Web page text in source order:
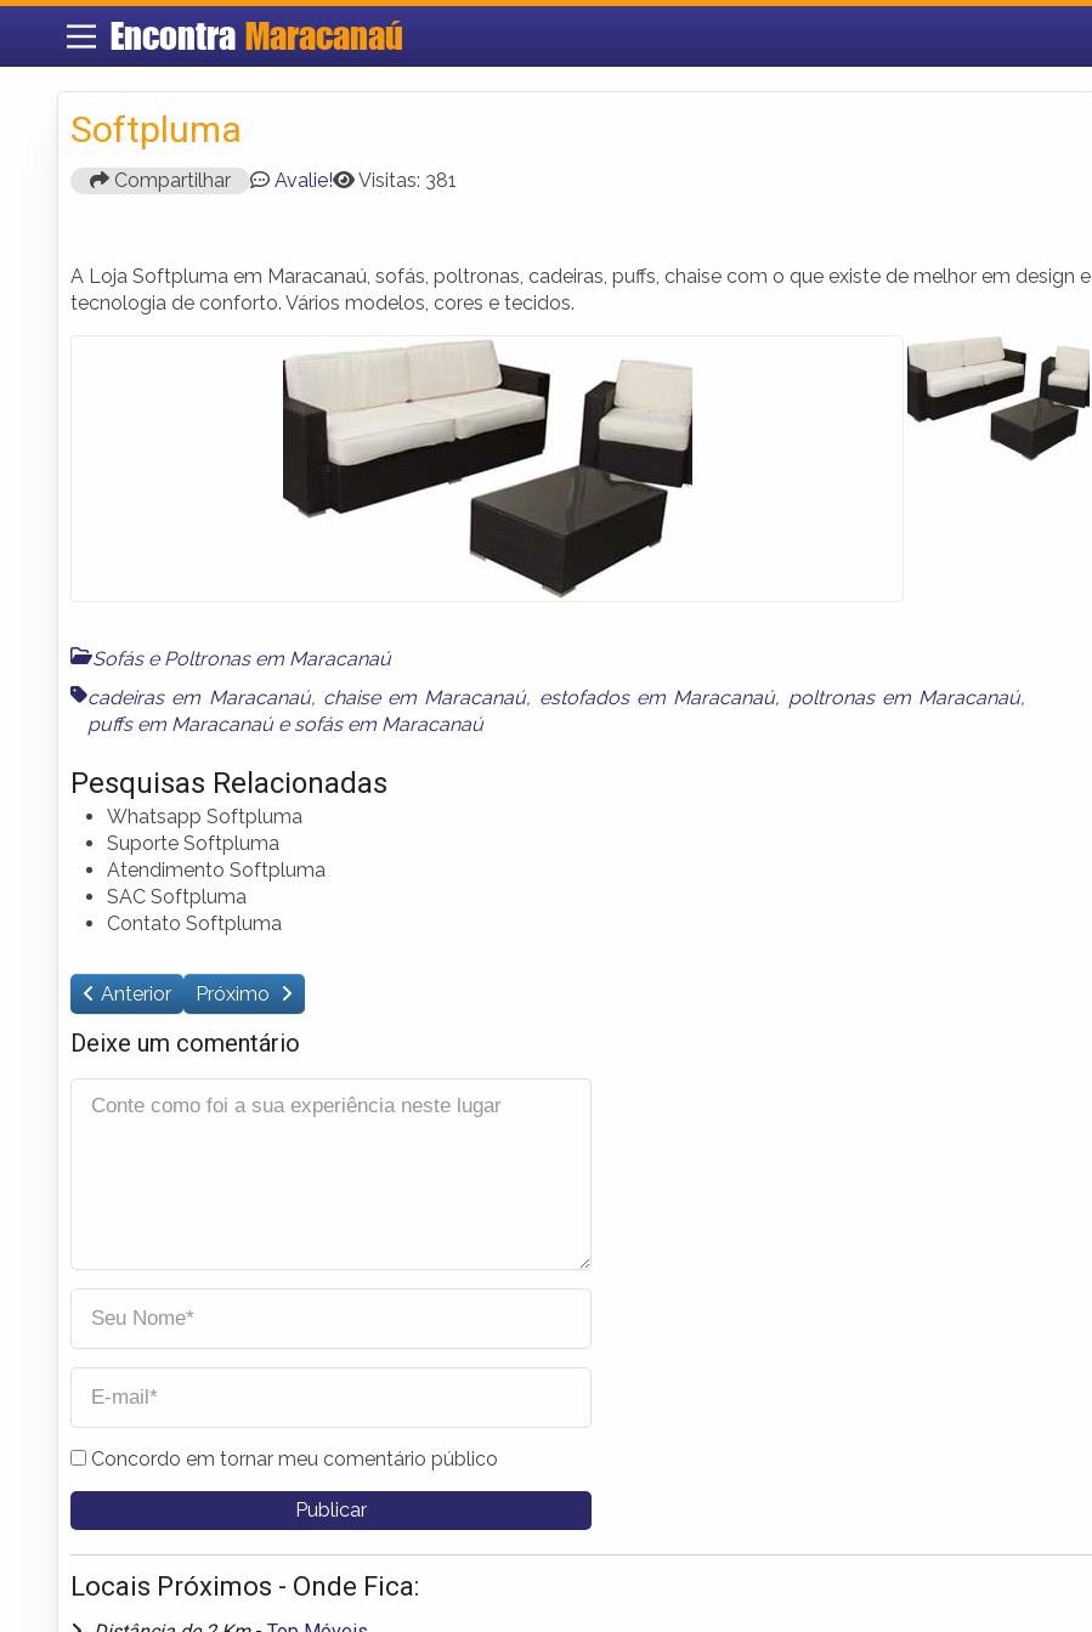
Encontra Maracanaú
Softpluma
Compartilhar Avalie! Visitas: 381
A Loja Softpluma em Maracanaú, sofás, poltronas, cadeiras, puffs, chaise com o que existe de melhor em design e
tecnologia de conforto. Vários modelos, cores e tecidos.
Sofás e Poltronas em Maracanaú
cadeiras em Maracanaú, chaise em Maracanaú, estofados em Maracanaú, poltronas em Maracanaú,
puffs em Maracanaúe sofás em Maracanaú
Pesquisas Relacionadas
Whatsapp Softpluma
Suporte Softpluma
Atendimento Softpluma
SAC Softpluma
Contato Softpluma
Anterior Próximo
Deixe um comentário
Concordo em tornar meu comentário público
Locais Próximos - Onde Fica: